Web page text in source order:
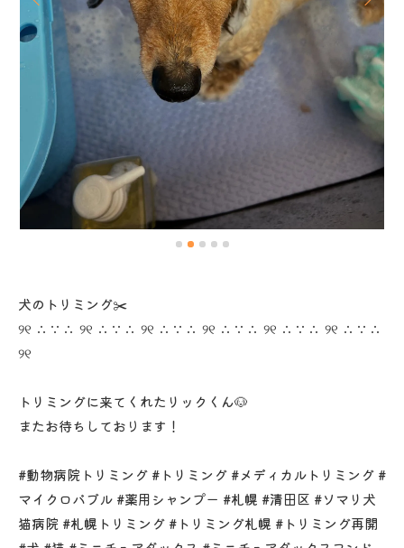
犬のトリミング✂️
୨୧ ∴∵∴ ୨୧ ∴∵∴ ୨୧ ∴∵∴ ୨୧ ∴∵∴ ୨୧ ∴∵∴ ୨୧ ∴∵∴
୨୧
トリミングに来てくれたリックくん🐶
またお待ちしております！
#動物病院トリミング #トリミング #メディカルトリミング #
マイクロバブル #薬用シャンプー #札幌 #清田区 #ソマリ犬
猫病院 #札幌トリミング #トリミング札幌 #トリミング再開